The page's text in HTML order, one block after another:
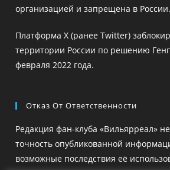
организацией и запрещена в России.
Платформа X (ранее Twitter)
территории России по решению
февраля 2022 года.
Отказ От Ответственности
Редакция фан-клуба «Вильярреал»
точность опубликованной
возможные последствия её